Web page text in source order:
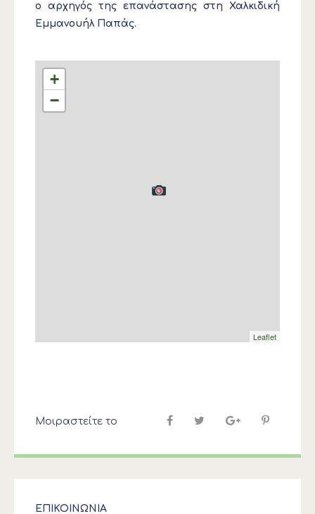
ο αρχηγός της επανάστασης στη Χαλκιδική
Εμμανουήλ Παπάς.
+
−
Leaflet
Μοιραστείτε το
ΕΠΙΚΟΙΝΩΝΙΑ